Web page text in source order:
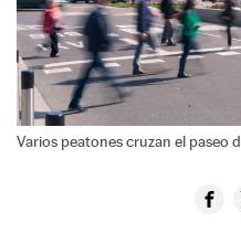
Varios peatones cruzan el paseo